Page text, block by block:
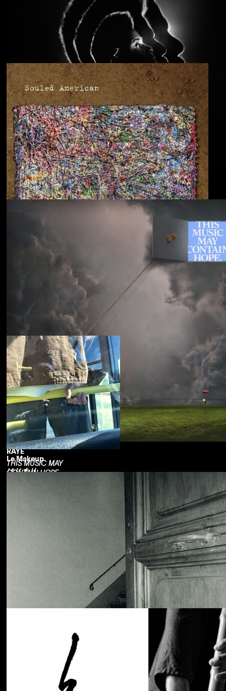
You’re Free to Go
Blu & Exile
Time Heals Everything
Souled American
RAYE
THIS MUSIC MAY
CONTAIN HOPE.
Le Makeup
はじまり